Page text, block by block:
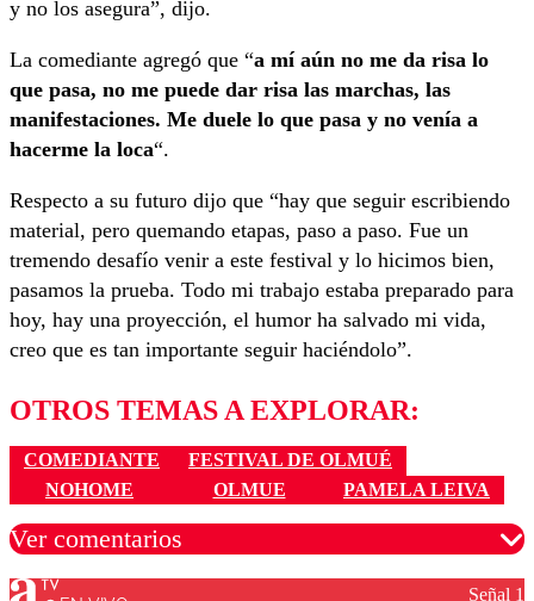
y no los asegura”, dijo.
La comediante agregó que “a mí aún no me da risa lo
que pasa, no me puede dar risa las marchas, las
manifestaciones. Me duele lo que pasa y no venía a
hacerme la loca“.
Respecto a su futuro dijo que “hay que seguir escribiendo
material, pero quemando etapas, paso a paso. Fue un
tremendo desafío venir a este festival y lo hicimos bien,
pasamos la prueba. Todo mi trabajo estaba preparado para
hoy, hay una proyección, el humor ha salvado mi vida,
creo que es tan importante seguir haciéndolo”.
OTROS TEMAS A EXPLORAR:
COMEDIANTE
FESTIVAL DE OLMUÉ
NOHOME
OLMUE PAMELA LEIVA
Ver comentarios
Señal 1